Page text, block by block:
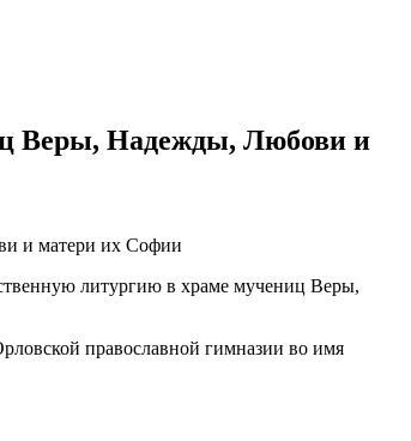
Веры, Надежды, Любови и
литургию в храме мучениц Веры,
православной гимназии во имя